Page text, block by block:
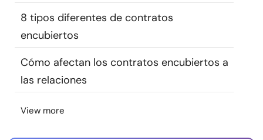
Sobre nosotros Contáctanos Escríbenos
nosotros
© Copyright 2026. Todos los derechos reservados.
8 tipos diferentes de contratos
encubiertos
Cómo afectan los contratos encubiertos a
las relaciones
View more